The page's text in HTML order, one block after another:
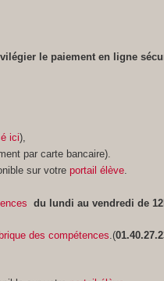
le paiement en ligne
ici),
par carte bancaire).
sur votre portail élève.
du lundi au vendredi de
des compétences .(